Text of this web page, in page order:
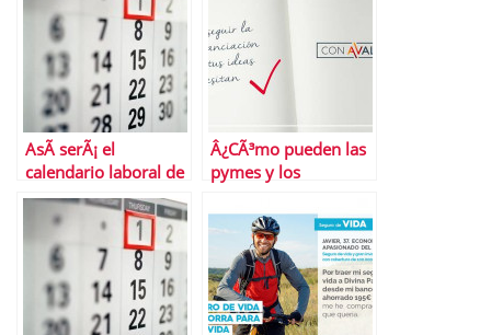
AsÃ­ serÃ¡ el
calendario laboral de
2018 en la
Comunidad de
Madrid
Â¿CÃ³mo pueden las
pymes y los
financiaciÃ³n?